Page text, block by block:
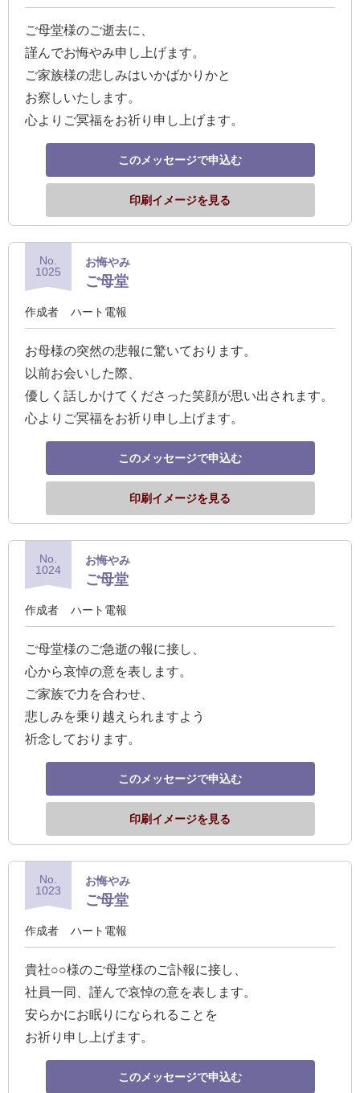
ご母堂様のご逝去に、
謹んでお悔やみ申し上げます。
ご家族様の悲しみはいかばかりかと
お察しいたします。
心よりご冥福をお祈り申し上げます。
このメッセージで申込む
印刷イメージを見る
No.
1025
お悔やみ
ご母堂
作成者 ハート電報
お母様の突然の悲報に驚いております。
以前お会いした際、
優しく話しかけてくださった笑顔が思い出されます。
心よりご冥福をお祈り申し上げます。
このメッセージで申込む
印刷イメージを見る
No.
1024
お悔やみ
ご母堂
作成者 ハート電報
ご母堂様のご急逝の報に接し、
心から哀悼の意を表します。
ご家族で力を合わせ、
悲しみを乗り越えられますよう
祈念しております。
このメッセージで申込む
印刷イメージを見る
No.
1023
お悔やみ
ご母堂
作成者 ハート電報
貴社○○様のご母堂様のご訃報に接し、
社員一同、謹んで哀悼の意を表します。
安らかにお眠りになられることを
お祈り申し上げます。
このメッセージで申込む